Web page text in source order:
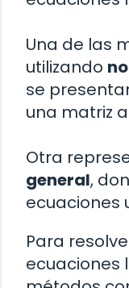
Una de las
utilizando
se
una matriz
Otra
general,
ecuaciones
Para
ecuaciones